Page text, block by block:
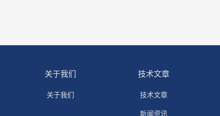
关于我们
关于我们
技术文章
技术文章
新闻资讯